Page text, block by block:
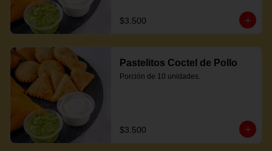
$3.500
Pastelitos Coctel de Pollo
Porción de 10 unidades.
$3.500